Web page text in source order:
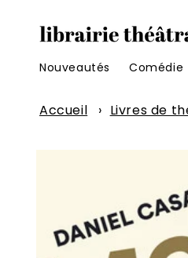
contenu
Nouveautés Comédie
Accueil › Livres de
Passer aux